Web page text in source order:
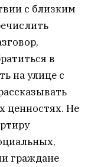
с близким
в
на улице с
ценностях. Не
граждане